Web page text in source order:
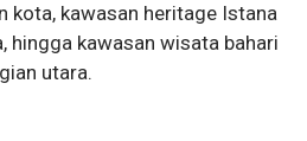
kota, kawasan heritage Istana
hingga kawasan wisata bahari
utara.